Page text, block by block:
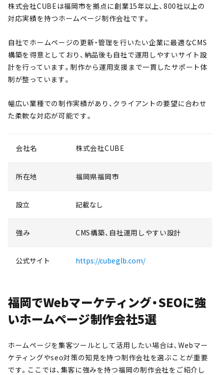
株式会社CUBEは福岡市を拠点に創業15年以上、800社以上の
対応実績を持つホームページ制作会社です。
自社でホームページの更新・管理を行いたい企業に最適なCMS
構築を得意としており、納品後も自社で運用しやすいサイト設
計を行っています。制作から運用支援まで一貫したサポート体
制が整っています。
幅広い業種での制作実績があり、クライアントの要望に合わせ
た柔軟な対応が可能です。
会社名 株式会社CUBE
所在地 福岡県福岡市
設立 記載なし
強み CMS構築、自社運用しやすい設計
公式サイト https://cubeglb.com/
福岡でWebマーケティング・SEOに強
いホームページ制作会社5選
ホームページを集客ツールとして活用したい場合は、Webマー
ケティングやseo対策の知見を持つ制作会社を選ぶことが重要
です。ここでは、集客に強みを持つ福岡の制作会社をご紹介し